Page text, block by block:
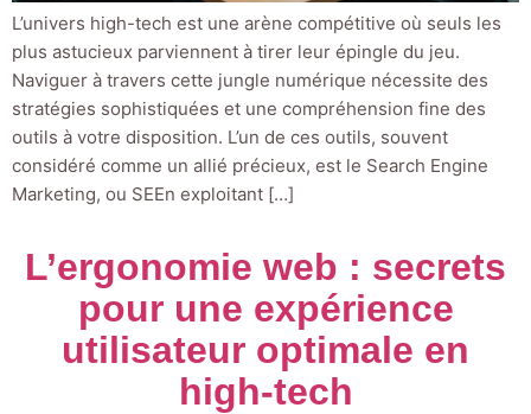
L’univers high-tech est une arène compétitive où seuls les
plus astucieux parviennent à tirer leur épingle du jeu.
Naviguer à travers cette jungle numérique nécessite des
stratégies sophistiquées et une compréhension fine des
outils à votre disposition. L’un de ces outils, souvent
considéré comme un allié précieux, est le Search Engine
Marketing, ou SEEn exploitant […]
L’ergonomie web : secrets
pour une expérience
utilisateur optimale en
high-tech